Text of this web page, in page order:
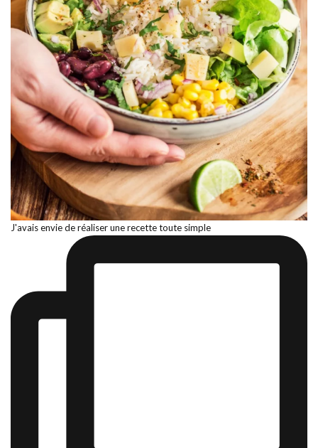
J'avais envie de réaliser une recette toute simple